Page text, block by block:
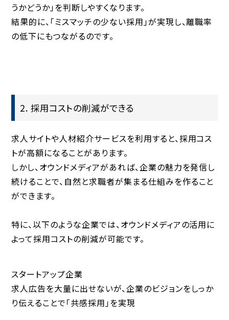
うかどうか」を判断しやすくなります。
結果的に、「ミスマッチの少ない採用」が実現し、離職率
の低下にもつながるのです。
2. 採用コストの削減ができる
求人サイトや人材紹介サービスを利用すると、採用コス
トが高額になることがあります。
しかし、オウンドメディアがあれば、企業の魅力を発信し
続けることで、 自然と求職者が集まる仕組みを作ること
ができます。
特に、以下のような企業では、オウンドメディアの活用に
よって採用コストの削減が可能です。
スタートアップ企業
求人広告を大量に出せないが、企業のビジョンをしっか
り伝えることで「共感採用」を実現